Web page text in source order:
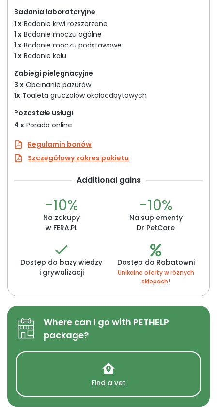
Badania laboratoryjne
1 x Badanie krwi rozszerzone
1 x Badanie moczu ogólne
1 x Badanie moczu podstawowe
1 x Badanie kału
Zabiegi pielęgnacyjne
3 x Obcinanie pazurów
1x Toaleta gruczołów okołoodbytowych
Pozostałe usługi
4 x Porada online
Regulamin bonów
Szczegółowy zakres pakietu
Additional gains
-10%
Na zakupy
w FERA.PL
-10%
Na suplementy
Dr PetCare
Dostęp do bazy wiedzy
i grywalizacji
Dostęp do Rabatowni
Unikalne oferty w różnych
sklepach!
Where can I go with PETHELP
package?
Find a vet